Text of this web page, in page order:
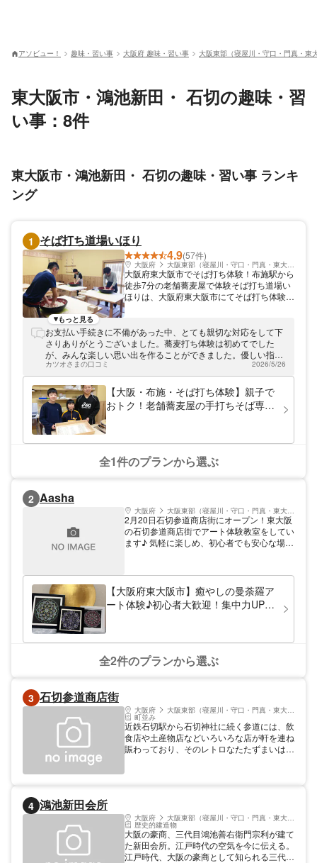
アソビュー！ 趣味・習い事 大阪府 趣味・習い事 大阪東部（寝屋川・守口・門真・東
東大阪市・鴻池新田・ 石切の趣味・習
い事：8件
東大阪市・鴻池新田・ 石切の趣味・習い事 ランキ
ング
1 そば打ち道場いほり
4.9(57件)
大阪府 大阪東部（寝屋川・守口・門真・東大阪）
大阪府東大阪市でそば打ち体験！布施駅から
徒歩7分の老舗蕎麦屋で体験そば打ち道場い
ほりは、大阪府東大阪市にてそば打ち体験を
引く老舗蕎麦屋。ここで生まれ育った二代目
は、大のそば好き！海外での講師経験も豊富
で、指導法にも自信があります。「大阪で唯
一のそば打ち専門道場」へ、ぜひお越しくだ
さい。
もっと見る
お支払い手続きに不備があった中、とても親切な対応をして下
さりありがとうございました。蕎麦打ち体験は初めてでした
が、みんな楽しい思い出を作ることができました。優しい指導
にも終始感動しました。ありがとうございます。またみんなで
蕎麦打ち体験に来させていただきます。
カツオさまの口コミ 2026/5/26
【大阪・布施・そば打ち体験】親子で
おトク！老舗蕎麦屋の手打ちそば専門
全1件のプランから選ぶ
2 Aasha
大阪府 大阪東部（寝屋川・守口・門真・東大阪）
2月20日石切参道商店街にオープン！東大阪
の石切参道商店街でアート体験教室をしてい
ます♪ 気軽に楽しめ、初心者でも安心な場所
是非 ⚫︎最近イライラしてる方 ⚫︎リラックス
の時間が欲しい方 ⚫︎綺麗なものが好きな方
⚫︎趣味が欲しいな、、っと思う方 ⚫︎曼荼羅に
興味のある方 ⚫︎手先が器用じゃない方でも
【大阪府東大阪市】癒やしの曼荼羅ア
ート体験♪初心者大歓迎！集中力UP・
全2件のプランから選ぶ
3 石切参道商店街
大阪府 大阪東部（寝屋川・守口・門真・東大阪）
町並み
近鉄石切駅から石切神社に続く参道には、飲
食店や土産物店などいろいろな店が軒を連ね
賑わっており、そのレトロなたたずまいは、
4 鴻池新田会所
大阪府 大阪東部（寝屋川・守口・門真・東大阪）
歴史的建造物
大阪の豪商、三代目鴻池善右衛門宗利が建て
た新田会所。江戸時代の空気を今に伝える。
江戸時代、大阪の豪商として知られる三代目